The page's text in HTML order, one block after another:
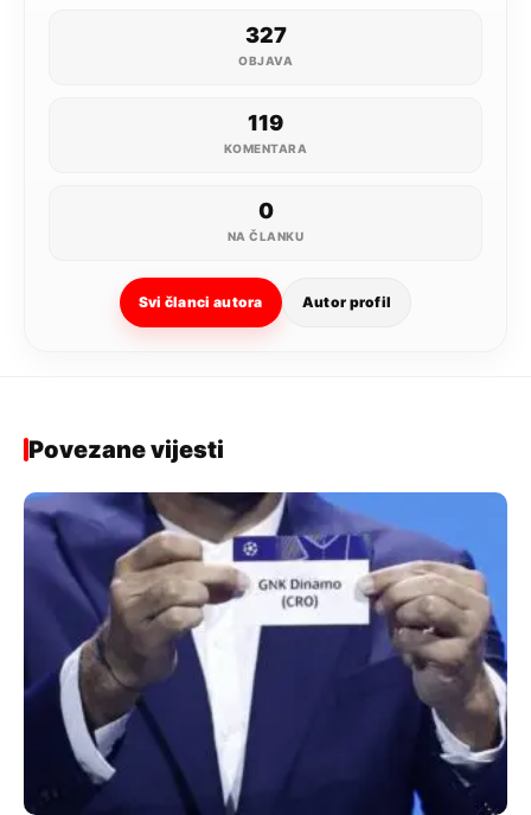
327
OBJAVA
119
KOMENTARA
0
NA ČLANKU
Svi članci autora Autor profil
Povezane vijesti